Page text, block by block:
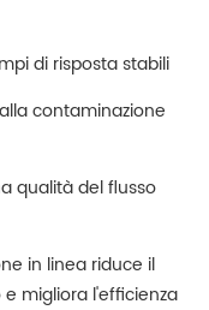
di risposta stabili
contaminazione
qualità del flusso
in linea riduce il
migliora l'efficienza